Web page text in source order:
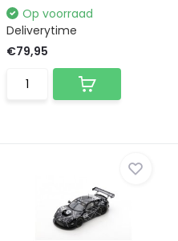
Op voorraad
Deliverytime
€79,95